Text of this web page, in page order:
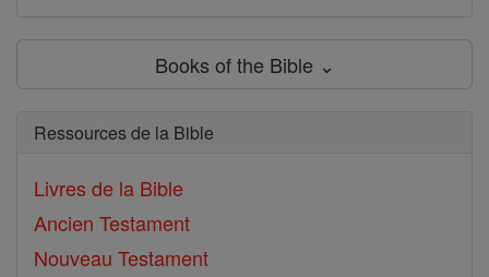
Books of the Bible ⌄
Ressources de la Bible
Livres de la Bible
Ancien Testament
Nouveau Testament